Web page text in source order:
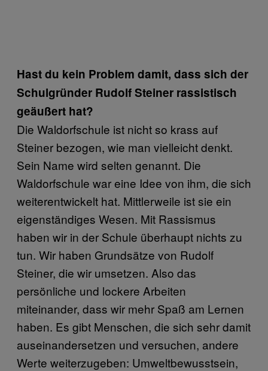
Hast du kein Problem damit, dass sich der
Schulgründer Rudolf Steiner rassistisch
geäußert hat?
Die Waldorfschule ist nicht so krass auf
Steiner bezogen, wie man vielleicht denkt.
Sein Name wird selten genannt. Die
Waldorfschule war eine Idee von ihm, die sich
weiterentwickelt hat. Mittlerweile ist sie ein
eigenständiges Wesen. Mit Rassismus
haben wir in der Schule überhaupt nichts zu
tun. Wir haben Grundsätze von Rudolf
Steiner, die wir umsetzen. Also das
persönliche und lockere Arbeiten
miteinander, dass wir mehr Spaß am Lernen
haben. Es gibt Menschen, die sich sehr damit
auseinandersetzen und versuchen, andere
Werte weiterzugeben: Umweltbewusstsein,